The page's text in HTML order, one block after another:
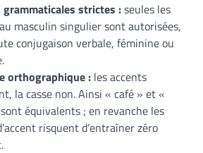
grammaticales strictes :seules les
masculin singulier sont autorisées,
conjugaison verbale, féminine ou
orthographique : les accents
la casse non. Ainsi « café » et «
sont équivalents ; en revanche les
risquent d’entraîner zéro